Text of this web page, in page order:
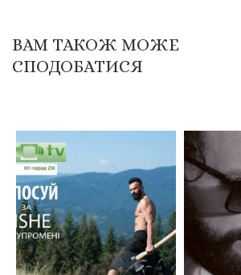
ВАМ ТАКОЖ МОЖЕ
СПОДОБАТИСЯ